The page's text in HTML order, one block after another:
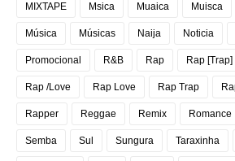
MIXTAPE Msica Muaica Muisca
Música Músicas Naija Noticia
Promocional R&B Rap Rap [Trap]
Rap /Love Rap Love Rap Trap
Rapper Reggae Remix Romance
Semba Sul Sungura Taraxinha